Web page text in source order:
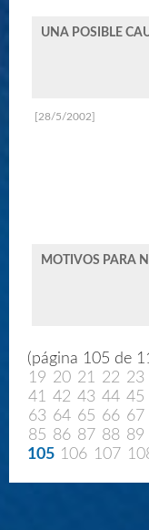
UNA POSIBLE
MOTIVOS PARA
[28/5/2002]
(página 105 de
19 20 21 22 23
41
42 43 44 45
63 64 65 66 67
85 86 87 88 89
105 106 107